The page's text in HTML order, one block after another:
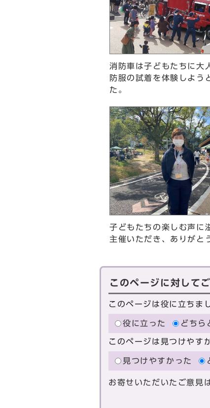
消防車は子どもたちに大
防服の試着を体験しよう
た。
子どもたちの楽しむ声に
主催いただき、ありがと
このページに対して
このページは役に立ちま
役に立った どちら
このページは見つけやす
見つけやすかった
お寄せいただいたご意見